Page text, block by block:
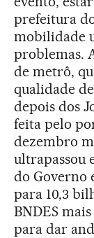
prefeitura
mobilidade
problemas.
de metrô,
qualidade
depois dos
feita pelo
dezembro
ultrapassou
do Governo
para 10,3
BNDES
para dar